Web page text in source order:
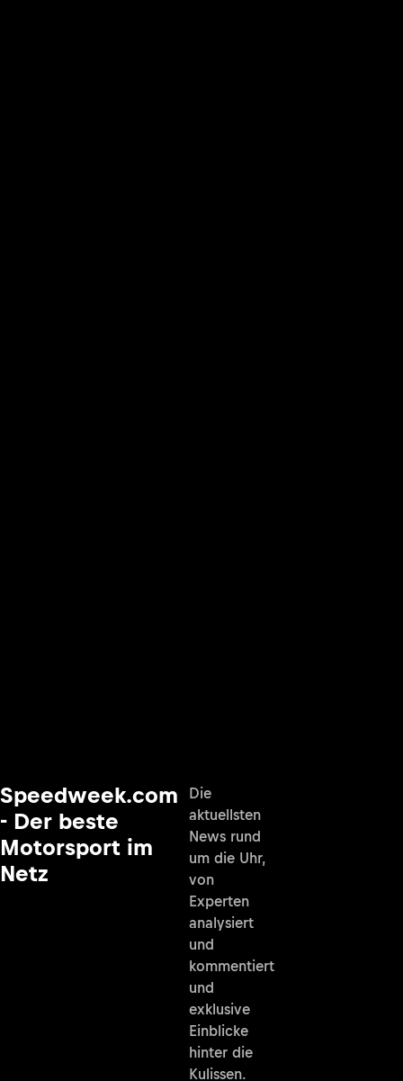
Speedweek.com
- Der beste
Motorsport im
Netz
Die
aktuellsten
News rund
um die Uhr,
von
Experten
analysiert
und
kommentiert
und
exklusive
Einblicke
hinter die
Kulissen.